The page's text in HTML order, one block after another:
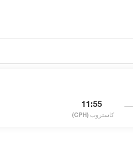
11:55
كاستروب (CPH)